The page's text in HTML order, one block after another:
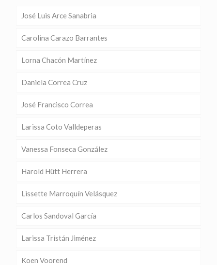
José Luis Arce Sanabria
Carolina Carazo Barrantes
Lorna Chacón Martínez
Daniela Correa Cruz
José Francisco Correa
Larissa Coto Valldeperas
Vanessa Fonseca González
Harold Hütt Herrera
Lissette Marroquín Velásquez
Carlos Sandoval García
Larissa Tristán Jiménez
Koen Voorend